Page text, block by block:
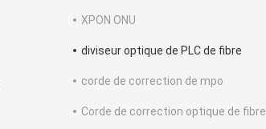
XPON ONU
diviseur optique de PLC de fibre
corde de correction de mpo
Corde de correction optique de fibre